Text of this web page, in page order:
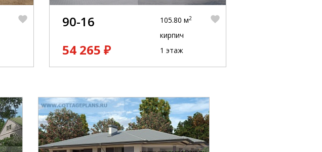
90-16
54 265 ₽
105.80 м2
кирпич
1 этаж